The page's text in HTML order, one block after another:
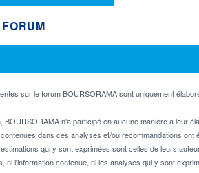
sur le forum BOURSORAMA sont uniquement
n'a participé en aucune manière à leur
dans ces analyses et/ou recommandations ont
qui y sont exprimées sont celles de leurs
l'information contenue, ni les analyses qui y sont